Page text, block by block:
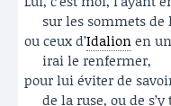
sur les sommets de
ou ceux d’Idalionen
irai le renfermer,
pour lui éviter de
de la ruse, ou de